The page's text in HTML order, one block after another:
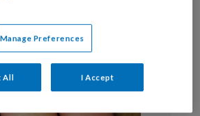
Manage Preferences
All I Accept